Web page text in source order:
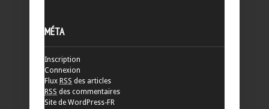
MÉTA
Inscription
Connexion
Flux RSS des articles
RSS des commentaires
Site de WordPress-FR